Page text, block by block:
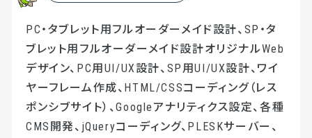
PC・タブレット用フルオーダーメイド設計、SP・タ
ブレット用フルオーダーメイド設計オリジナルWeb
デザイン、PC用UI/UX設計、SP用UI/UX設計、ワイ
ヤーフレーム作成、HTML/CSSコーディング（レス
ポンシブサイト）、Googleアナリティクス設定、各種
CMS開発、jQueryコーディング、PLESKサーバー、